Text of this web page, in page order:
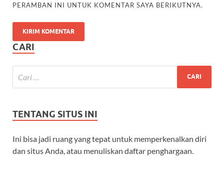
PERAMBAN INI UNTUK KOMENTAR SAYA BERIKUTNYA.
CARI
TENTANG SITUS INI
Ini bisa jadi ruang yang tepat untuk memperkenalkan diri
dan situs Anda, atau menuliskan daftar penghargaan.